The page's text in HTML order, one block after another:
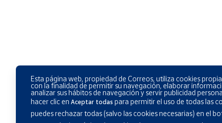
Esta página web, propiedad de Correos, utiliza cookies
con la finalidad de permitir su navegación, elaborar
analizar sus hábitos de navegación y servir publicidad
hacer clic en Aceptar todas para permitir el uso de todas las
puedes rechazar todas (salvo las cookies necesarias) en el